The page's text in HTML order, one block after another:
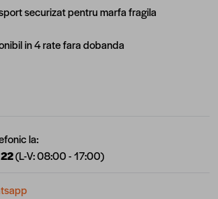
securizat pentru marfa fragila
in 4 rate fara dobanda
la:
(L-V: 08:00 - 17:00)